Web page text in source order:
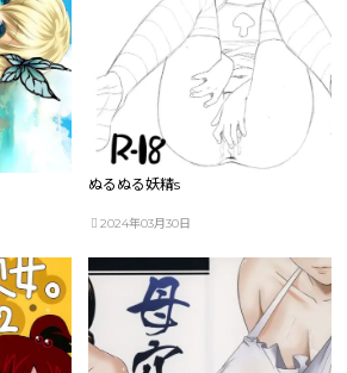
ぬるぬる妖精s
2024年03月30日